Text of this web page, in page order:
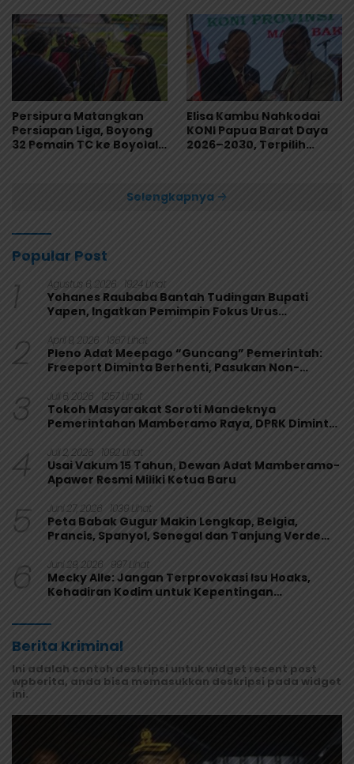
Persipura Matangkan
Persiapan Liga, Boyong
32 Pemain TC ke Boyolali
Elisa Kambu Nahkodai
KONI Papua Barat Daya
2026–2030, Terpilih
Selengkapnya
Popular Post
1 Agustus 6, 2026 1924 Lihat
Yohanes Raubaba Bantah Tudingan Bupati
Yapen, Ingatkan Pemimpin Fokus Urus
2 April 9, 2026 1367 Lihat
Pleno Adat Meepago “Guncang” Pemerintah:
Freeport Diminta Berhenti, Pasukan Non-
3 Juli 6, 2026 1257 Lihat
Tokoh Masyarakat Soroti Mandeknya
Pemerintahan Mamberamo Raya, DPRK Diminta
4 Juli 2, 2026 1092 Lihat
Usai Vakum 15 Tahun, Dewan Adat Mamberamo-
Apawer Resmi Miliki Ketua Baru
5 Juni 27, 2026 1039 Lihat
Peta Babak Gugur Makin Lengkap, Belgia,
Prancis, Spanyol, Senegal dan Tanjung Verde
6 Juni 29, 2026 997 Lihat
Mecky Alle: Jangan Terprovokasi Isu Hoaks,
Kehadiran Kodim untuk Kepentingan
Berita Kriminal
Ini adalah contoh deskripsi untuk widget recent post
wpberita, anda bisa memasukkan deskripsi pada widget
ini.